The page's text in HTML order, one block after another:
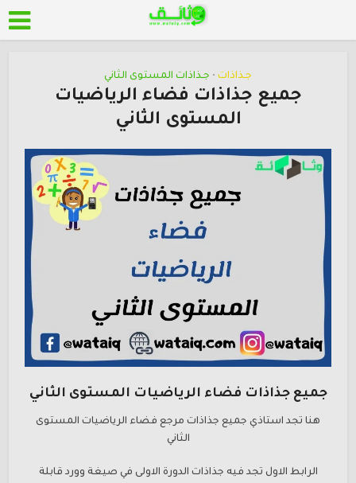
جـذاذات • جـذاذات المستوى الثاني
جميع جذاذات فضاء الرياضيات
المستوى الثاني
جميع جذاذات فضاء الرياضيات المستوى الثاني
هنا تجد استاذي جميع جذاذات مرجع فضاء الرياضيات المستوى
الثاني
الرابط الاول تجد فيه جذاذات الدورة الاولى في صيغة وورد قابلة